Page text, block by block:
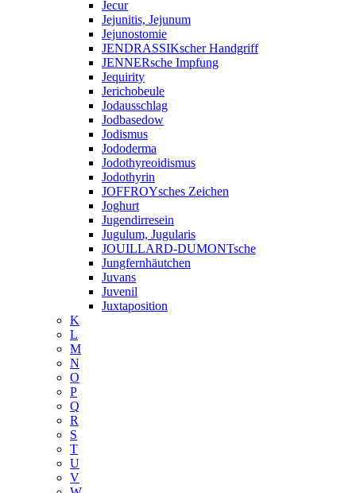
Jecur
Jejunitis, Jejunum
Jejunostomie
JENDRASSIKscher Handgriff
JENNERsche Impfung
Jequirity
Jerichobeule
Jodausschlag
Jodbasedow
Jodismus
Jododerma
Jodothyreoidismus
Jodothyrin
JOFFROYsches Zeichen
Joghurt
Jugendirresein
Jugulum, Jugularis
JOUILLARD-DUMONTsche
Jungfernhäutchen
Juvans
Juvenil
Juxtaposition
K
L
M
N
O
P
Q
R
S
T
U
V